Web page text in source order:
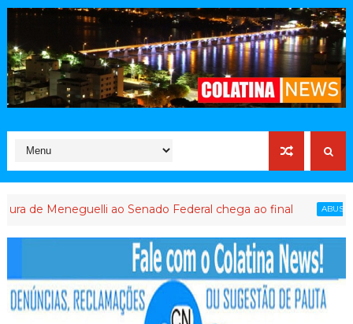
ao Senado Federal chega ao final ABUSO DE PODER